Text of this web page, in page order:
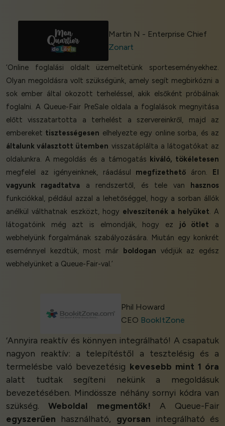
Martin N - Enterprise Chief
Zonart
‘Online foglalási oldalt üzemeltetünk sporteseményekhez.
Olyan megoldásra volt szükségünk, amely segít megbirkózni a
sok ember által okozott terheléssel, akik elsőként próbálnak
foglalni. A Queue-Fair PreSale oldala a foglalások megnyitása
előtt visszatartotta a terhelést a szervereinkről, majd az
embereket tisztességesen elhelyezte egy online sorba, és az
általunk választott ütemben visszatáplálta a látogatókat az
oldalunkra. A megoldás és a támogatás kiváló, tökéletesen
megfelel az igényeinknek, ráadásul megfizethető áron. El
vagyunk ragadtatva a rendszertől, és tele van hasznos
funkciókkal, például azzal a lehetőséggel, hogy a sorban állók
anélkül válthatnak eszközt, hogy elveszítenék a helyüket. A
látogatóink még azt is elmondják, hogy ez jó ötlet a
webhelyünk forgalmának szabályozására. Miután egy konkrét
eseménnyel kezdtük, most már boldogan védjük az egész
webhelyünket a Queue-Fair-val.’
Phil Howard
CEO BookItZone
‘Annyira reaktív és könnyen integrálható! A csapatuk
nagyon reaktív: a telepítéstől a tesztelésig és a
termelésbe való bevezetésig kevesebb mint 1 óra
alatt tudtak segíteni nekünk a megoldásuk
bevezetésében. Mindössze néhány sornyi kódra van
szükség.Weboldal megmentők! A Queue-Fair
egyszerűen használható, gyorsan integrálható és